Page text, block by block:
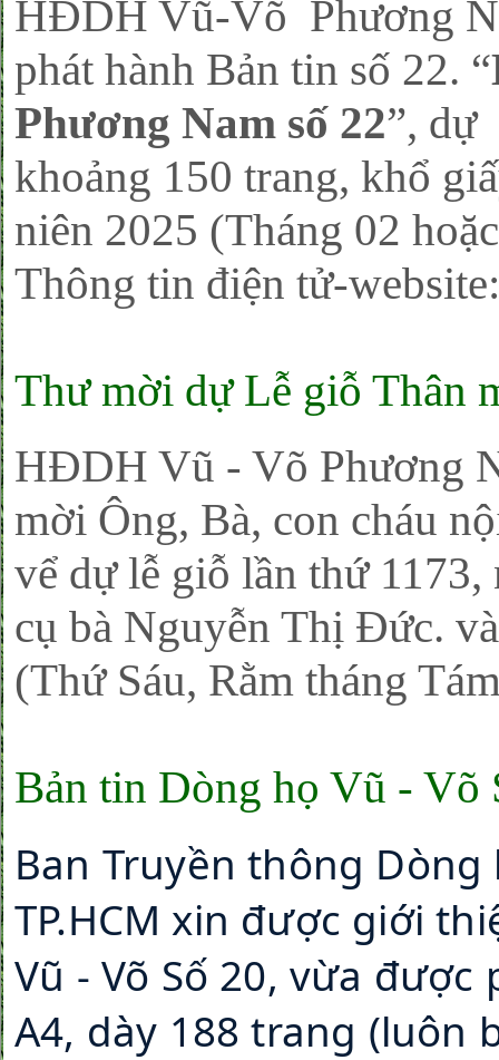
HĐDH Vũ-Võ Phương
phát hành Bản tin số 22. “
Phương Nam số 22”, dự
khoảng 150 trang, khổ
niên 2025 (Tháng 02
Thông tin điện tử-
Thư mời dự Lễ giỗ Thân
HĐDH Vũ - Võ Phương
mời Ông, Bà, con cháu
vể dự lễ giỗ lần thứ
cụ bà Nguyễn Thị Đức.
(Thứ Sáu, Rằm tháng
Bản tin Dòng họ Vũ - Võ
Ban Truyền thông
TP.HCM xin được giới
Vũ - Võ Số 20, vừa
A4, dày 188 trang (luôn